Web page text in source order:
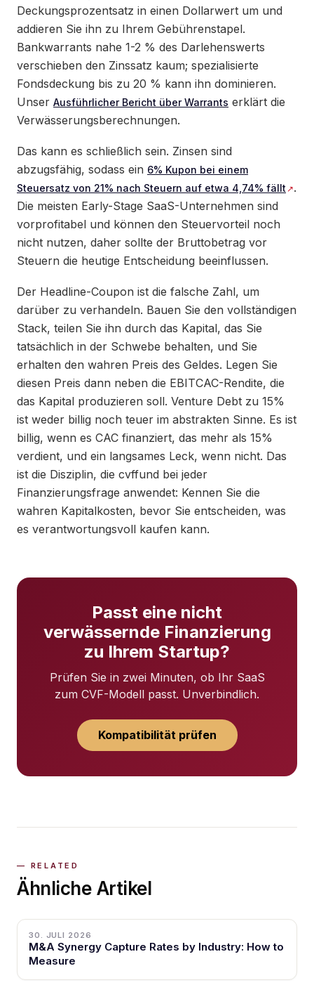
Deckungsprozentsatz in einen Dollarwert um und
addieren Sie ihn zu Ihrem Gebührenstapel.
Bankwarrants nahe 1-2 % des Darlehenswerts
verschieben den Zinssatz kaum; spezialisierte
Fondsdeckung bis zu 20 % kann ihn dominieren.
Unser Ausführlicher Bericht über Warrants erklärt die
Verwässerungsberechnungen.
Das kann es schließlich sein. Zinsen sind
abzugsfähig, sodass ein 6% Kupon bei einem
Steuersatz von 21% nach Steuern auf etwa 4,74% fällt
.
Die meisten Early-Stage SaaS-Unternehmen sind
vorprofitabel und können den Steuervorteil noch
nicht nutzen, daher sollte der Bruttobetrag vor
Steuern die heutige Entscheidung beeinflussen.
Der Headline-Coupon ist die falsche Zahl, um
darüber zu verhandeln. Bauen Sie den vollständigen
Stack, teilen Sie ihn durch das Kapital, das Sie
tatsächlich in der Schwebe behalten, und Sie
erhalten den wahren Preis des Geldes. Legen Sie
diesen Preis dann neben die EBITCAC-Rendite, die
das Kapital produzieren soll. Venture Debt zu 15%
ist weder billig noch teuer im abstrakten Sinne. Es ist
billig, wenn es CAC finanziert, das mehr als 15%
verdient, und ein langsames Leck, wenn nicht. Das
ist die Disziplin, die cvffund bei jeder
Finanzierungsfrage anwendet: Kennen Sie die
wahren Kapitalkosten, bevor Sie entscheiden, was
es verantwortungsvoll kaufen kann.
Passt eine nicht
verwässernde Finanzierung
zu Ihrem Startup?
Prüfen Sie in zwei Minuten, ob Ihr SaaS
zum CVF-Modell passt. Unverbindlich.
Kompatibilität prüfen
Ähnliche Artikel
30. JULI 2026
M&A Synergy Capture Rates by Industry: How to
Measure